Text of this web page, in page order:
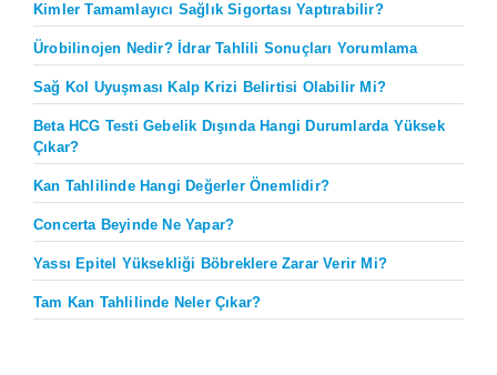
Kimler Tamamlayıcı Sağlık Sigortası Yaptırabilir?
Ürobilinojen Nedir? İdrar Tahlili Sonuçları Yorumlama
Sağ Kol Uyuşması Kalp Krizi Belirtisi Olabilir Mi?
Beta HCG Testi Gebelik Dışında Hangi Durumlarda Yüksek
Çıkar?
Kan Tahlilinde Hangi Değerler Önemlidir?
Concerta Beyinde Ne Yapar?
Yassı Epitel Yüksekliği Böbreklere Zarar Verir Mi?
Tam Kan Tahlilinde Neler Çıkar?